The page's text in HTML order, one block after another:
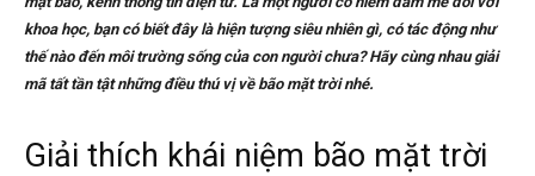
khoa học, bạn có biết đây là hiện tượng siêu nhiên gì, có tác động như
thế nào đến môi trường sống của con người chưa? Hãy cùng nhau giải
mã tất tần tật những điều thú vị về bão mặt trời nhé.
Giải thích khái niệm bão mặt trời